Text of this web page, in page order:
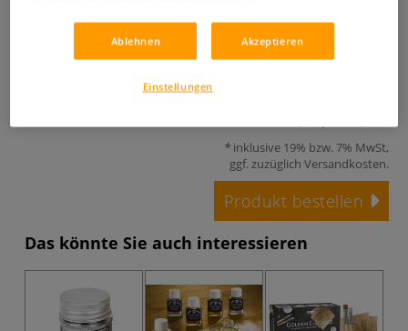
Ausbesserungen. Mit dem Pinsel aufzutragen und in
mehreren Farbtönen erhältlich.
Mehr
inklusive 19% bzw. 7% MwSt,
ggf. zuzüglich Versandkosten.
Produkt bestellen
Das könnte Sie auch interessieren
Ablehnen Akzeptieren
Einstellungen